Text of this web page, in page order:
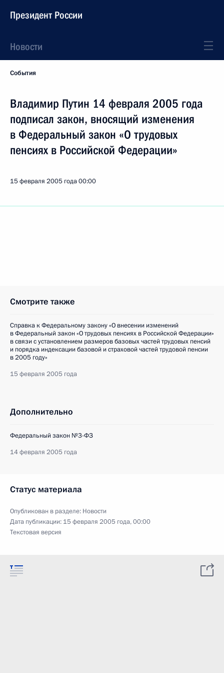
Президент России
Новости
События
Владимир Путин 14 февраля 2005 года
подписал закон, вносящий изменения
в Федеральный закон «О трудовых
пенсиях в Российской Федерации»
15 февраля 2005 года00:00
Смотрите также
Справка к Федеральному закону «О внесении изменений
в Федеральный закон «О трудовых пенсиях в Российской Федерации»
в связи с установлением размеров базовых частей трудовых пенсий
и порядка индексации базовой и страховой частей трудовой пенсии
в 2005 году»
15 февраля 2005 года
Дополнительно
Федеральный закон №3-ФЗ
14 февраля 2005 года
Статус материала
Опубликован в разделе: Новости
Дата публикации: 15 февраля 2005 года, 00:00
Текстовая версия